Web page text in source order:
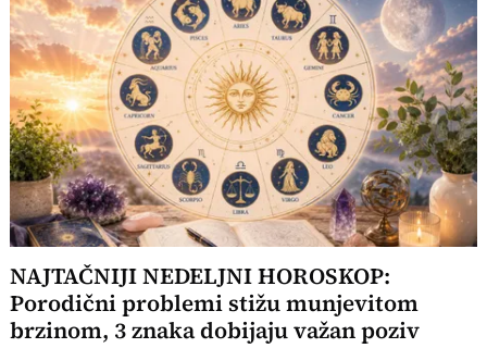
NAJTAČNIJI NEDELJNI HOROSKOP:
Porodični problemi stižu munjevitom
brzinom, 3 znaka dobijaju važan poziv